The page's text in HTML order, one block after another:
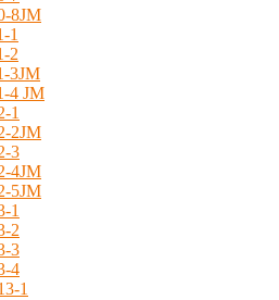
8JM
1
2
3JM
4 JM
1
2JM
3
4JM
5JM
1
2
3
4
1